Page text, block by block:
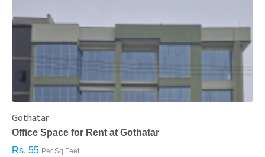
Gothatar
Office Space for Rent at Gothatar
Rs. 55 Per Sq.Feet